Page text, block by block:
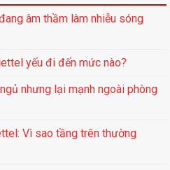
âm thầm làm nhiễu sóng
yếu đi đến mức nào?
nhưng lại mạnh ngoài phòng
Vì sao tầng trên thường